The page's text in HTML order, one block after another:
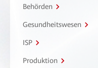
Behörden
Gesundheitswesen
ISP
Produktion